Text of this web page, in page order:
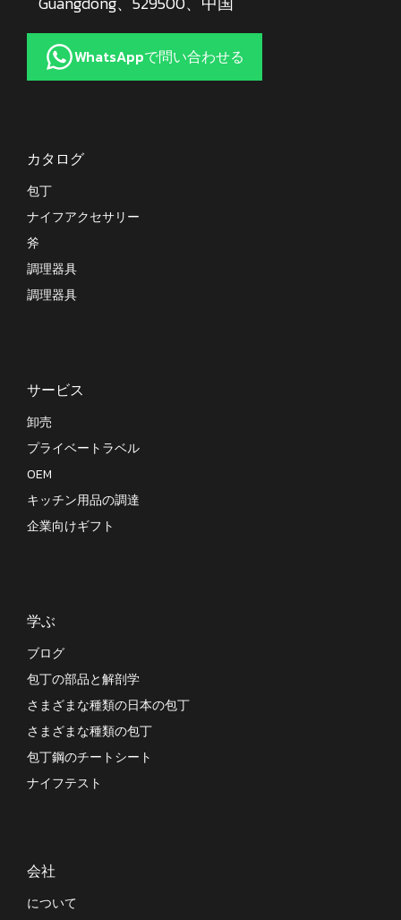
WhatsAppで問い合わせる
カタログ
包丁
ナイフアクセサリー
斧
調理器具
調理器具
サービス
卸売
プライベートラベル
OEM
キッチン用品の調達
企業向けギフト
学ぶ
ブログ
包丁の部品と解剖学
さまざまな種類の日本の包丁
さまざまな種類の包丁
包丁鋼のチートシート
ナイフテスト
会社
について